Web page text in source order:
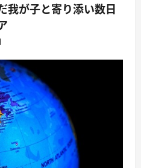
我が子と寄り添い数日